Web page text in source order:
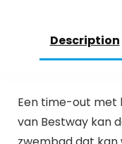
Description
Een time-out met
van Bestway kan